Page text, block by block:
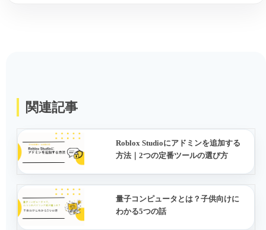
関連記事
Roblox Studioにアドミンを追加する
方法｜2つの定番ツールの選び方
量子コンピュータとは？子供向けに
わかる5つの話